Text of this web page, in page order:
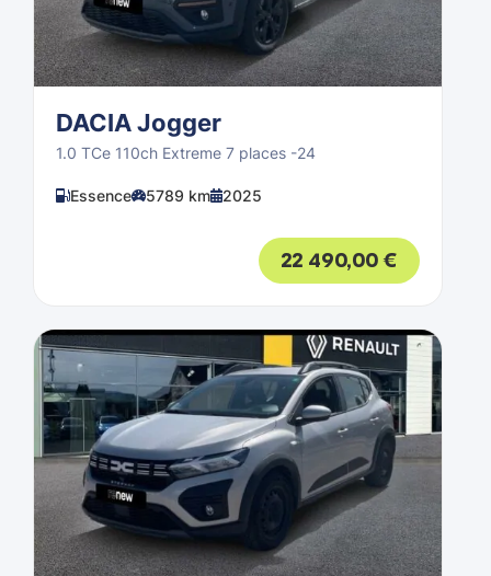
DACIA Jogger
1.0 TCe 110ch Extreme 7 places -24
Essence 5789 km 2025
22 490,00€